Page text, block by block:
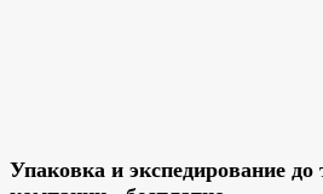
Упаковка и экспедирование до